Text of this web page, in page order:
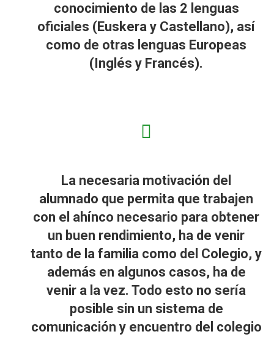
conocimiento de las 2 lenguas
oficiales (Euskera y Castellano), así
como de otras lenguas Europeas
(Inglés y Francés).
La necesaria motivación del
alumnado que permita que trabajen
con el ahínco necesario para obtener
un buen rendimiento, ha de venir
tanto de la familia como del Colegio, y
además en algunos casos, ha de
venir a la vez. Todo esto no sería
posible sin un sistema de
comunicación y encuentro del colegio